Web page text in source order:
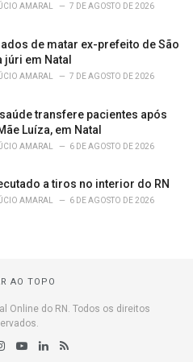
AMARAL 7 DE AGOSTO DE 2026
de matar ex-prefeito de São
júri em Natal
AMARAL 7 DE AGOSTO DE 2026
transfere pacientes após
Luíza, em Natal
AMARAL 6 DE AGOSTO DE 2026
a tiros no interior do RN
AMARAL 6 DE AGOSTO DE 2026
AO TOPO
Online do RN. Todos os direitos